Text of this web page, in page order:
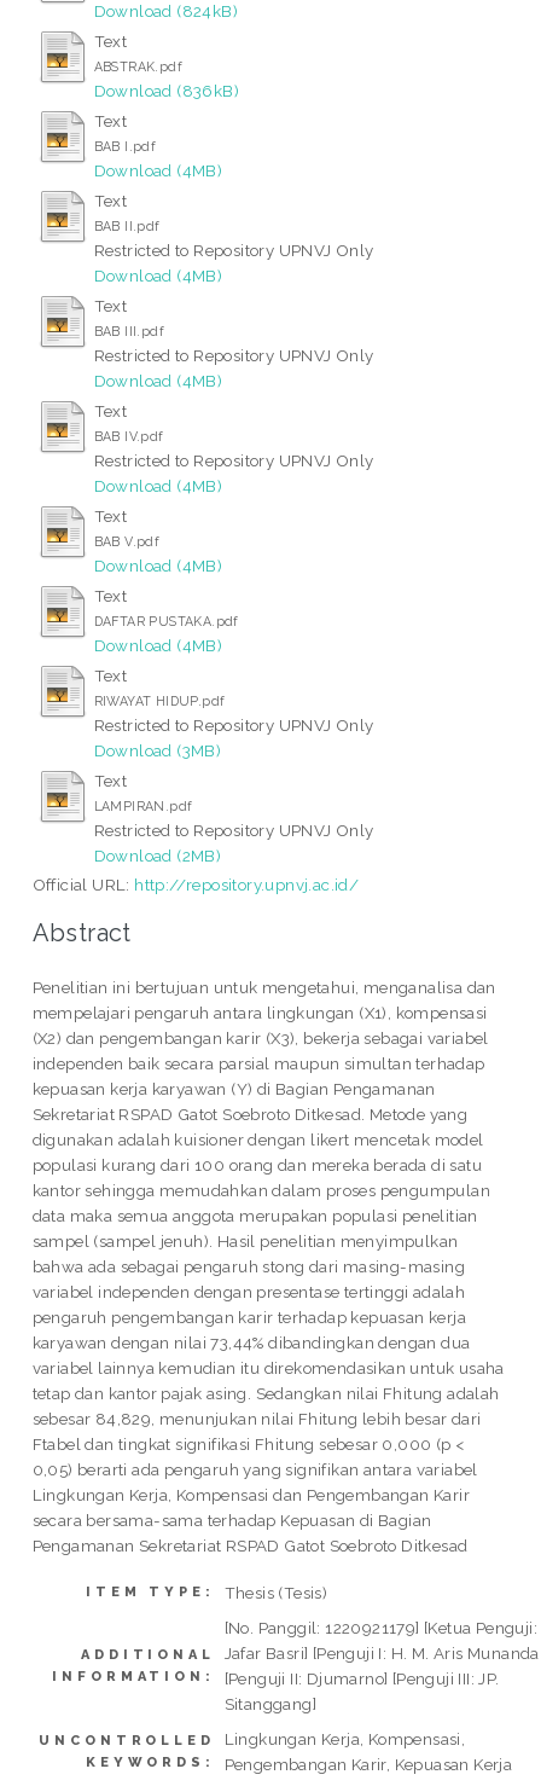
Download (824kB)
Text
ABSTRAK.pdf
Download (836kB)
Text
BAB I.pdf
Download (4MB)
Text
BAB II.pdf
Restricted to Repository UPNVJ Only
Download (4MB)
Text
BAB III.pdf
Restricted to Repository UPNVJ Only
Download (4MB)
Text
BAB IV.pdf
Restricted to Repository UPNVJ Only
Download (4MB)
Text
BAB V.pdf
Download (4MB)
Text
DAFTAR PUSTAKA.pdf
Download (4MB)
Text
RIWAYAT HIDUP.pdf
Restricted to Repository UPNVJ Only
Download (3MB)
Text
LAMPIRAN.pdf
Restricted to Repository UPNVJ Only
Download (2MB)
Official URL: http://repository.upnvj.ac.id/
Abstract
Penelitian ini bertujuan untuk mengetahui, menganalisa dan
mempelajari pengaruh antara lingkungan (X1), kompensasi
(X2) dan pengembangan karir (X3), bekerja sebagai variabel
independen baik secara parsial maupun simultan terhadap
kepuasan kerja karyawan (Y) di Bagian Pengamanan
Sekretariat RSPAD Gatot Soebroto Ditkesad. Metode yang
digunakan adalah kuisioner dengan likert mencetak model
populasi kurang dari 100 orang dan mereka berada di satu
kantor sehingga memudahkan dalam proses pengumpulan
data maka semua anggota merupakan populasi penelitian
sampel (sampel jenuh). Hasil penelitian menyimpulkan
bahwa ada sebagai pengaruh stong dari masing-masing
variabel independen dengan presentase tertinggi adalah
pengaruh pengembangan karir terhadap kepuasan kerja
karyawan dengan nilai 73,44% dibandingkan dengan dua
variabel lainnya kemudian itu direkomendasikan untuk usaha
tetap dan kantor pajak asing. Sedangkan nilai Fhitung adalah
sebesar 84,829, menunjukan nilai Fhitung lebih besar dari
Ftabel dan tingkat signifikasi Fhitung sebesar 0,000 (p <
0,05) berarti ada pengaruh yang signifikan antara variabel
Lingkungan Kerja, Kompensasi dan Pengembangan Karir
secara bersama-sama terhadap Kepuasan di Bagian
Pengamanan Sekretariat RSPAD Gatot Soebroto Ditkesad
ITEM TYPE: Thesis (Tesis)
ADDITIONAL
INFORMATION:
[No. Panggil: 1220921179] [Ketua Penguji:
Jafar Basri] [Penguji I: H. M. Aris
[Penguji II: Djumarno] [Penguji III: JP.
Sitanggang]
UNCONTROLLED
KEYWORDS:
Lingkungan Kerja, Kompensasi,
Pengembangan Karir, Kepuasan Kerja